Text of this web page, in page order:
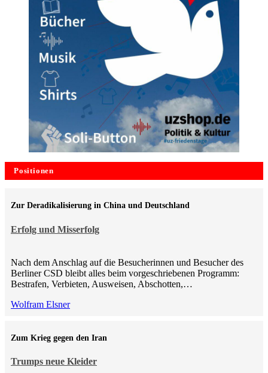
Positionen
Erfolg und Misserfolg
Zur Deradikalisierung in China und Deutschland
Nach dem Anschlag auf die Besucherinnen und Besucher des
Berliner CSD bleibt alles beim vorgeschriebenen Programm:
Bestrafen, Verbieten, Ausweisen, Abschotten,…
Wolfram Elsner
Trumps neue Kleider
Zum Krieg gegen den Iran